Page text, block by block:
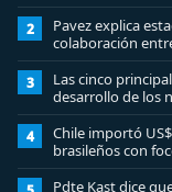
2
Pavez explica
colaboración
analizar”
3
Las cinco
desarrollo de los
4
Chile importó
brasileños con
Pdte Kast dice